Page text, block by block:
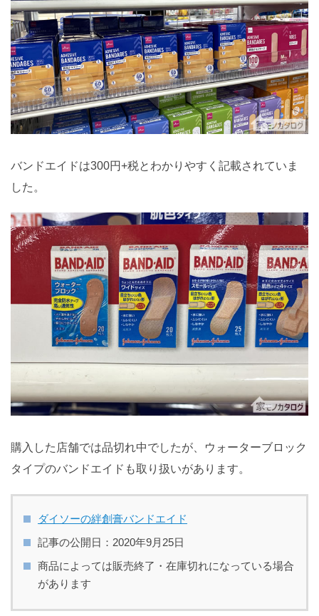
バンドエイドは300円+税とわかりやすく記載されていま
した。
購入した店舗では品切れ中でしたが、ウォーターブロック
タイプのバンドエイドも取り扱いがあります。
ダイソーの絆創膏バンドエイド
記事の公開日：2020年9月25日
商品によっては販売終了・在庫切れになっている場合
があります